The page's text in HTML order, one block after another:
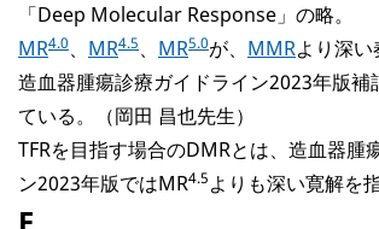
「Deep Molecular Response」の略。
MR4.0、 MR4.5、 MR5.0が、 MMRより深
造血器腫瘍診療ガイドライン2023年版補
ている。（岡田 昌也先生）
TFRを目指す場合のDMRとは、造血器腫
ン2023年版ではMR4.5よりも深い寛解を